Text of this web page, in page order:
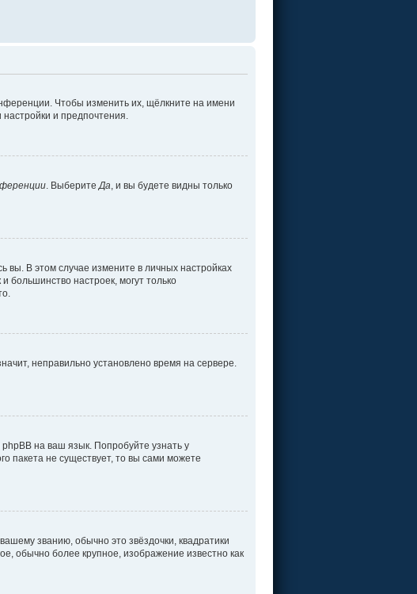
Чтобы изменить их, щёлкните на имени
и предпочтения.
. ВыберитеДа, и вы будете видны только
вы. В этом случае измените в личных настройках
большинство настроек, могут только
неправильно установлено время на сервере.
на ваш язык. Попробуйте узнать у
пакета не существует, то вы сами можете
званию, обычно это звёздочки, квадратики
обычно более крупное, изображение известно как